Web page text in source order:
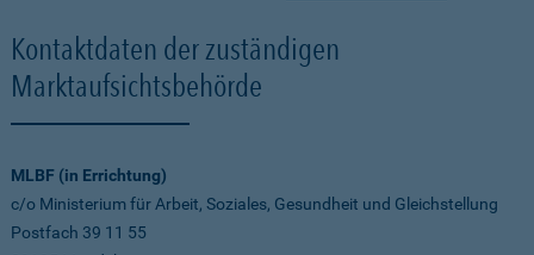
Kontaktdaten der zuständigen
Marktaufsichtsbehörde
MLBF (in Errichtung)
c/o Ministerium für Arbeit, Soziales, Gesundheit und Gleichstellung
Postfach 39 11 55